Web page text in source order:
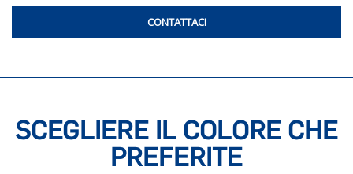
CONTATTACI
SCEGLIERE IL COLORE CHE
PREFERITE